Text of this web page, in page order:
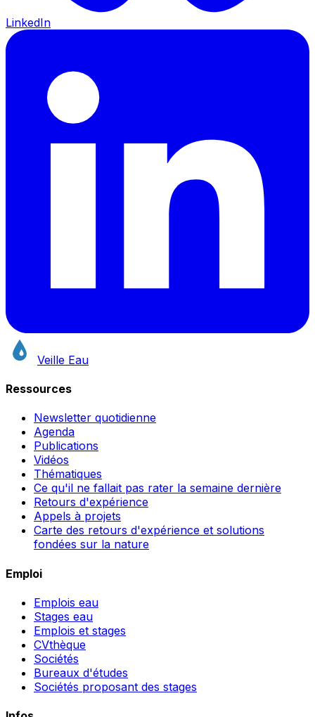
LinkedIn
Veille Eau
Ressources
Newsletter quotidienne
Agenda
Publications
Vidéos
Thématiques
Ce qu'il ne fallait pas rater la semaine dernière
Retours d'expérience
Appels à projets
Carte des retours d'expérience et solutions
fondées sur la nature
Emploi
Emplois eau
Stages eau
Emplois et stages
CVthèque
Sociétés
Bureaux d'études
Sociétés proposant des stages